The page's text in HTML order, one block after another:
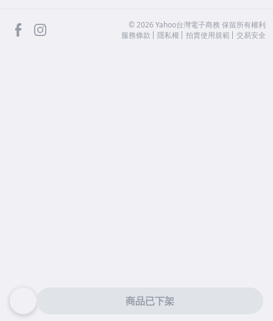
商品已下架
facebook ©2026 Yahoo台灣電子商務 保留所有權利
服務條款
隱私權 拍賣使用規範 交易安全